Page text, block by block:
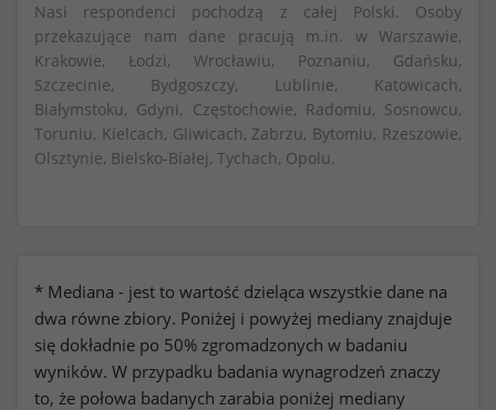
Nasi respondenci pochodzą z całej Polski. Osoby
przekazujące nam dane pracują m.in. w Warszawie,
Krakowie, Łodzi, Wrocławiu, Poznaniu, Gdańsku,
Szczecinie, Bydgoszczy, Lublinie, Katowicach,
Białymstoku, Gdyni, Częstochowie, Radomiu, Sosnowcu,
Toruniu, Kielcach, Gliwicach, Zabrzu, Bytomiu, Rzeszowie,
Olsztynie, Bielsko-Białej, Tychach, Opolu.
* Mediana - jest to wartość dzieląca wszystkie dane na
dwa równe zbiory. Poniżej i powyżej mediany znajduje
się dokładnie po 50% zgromadzonych w badaniu
wyników. W przypadku badania wynagrodzeń znaczy
to, że połowa badanych zarabia poniżej mediany